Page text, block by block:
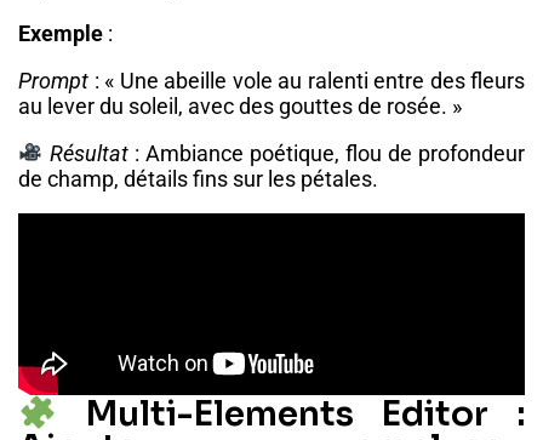
Exemple :
Prompt : « Une abeille vole au ralenti entre des fleurs
au lever du soleil, avec des gouttes de rosée. »
Résultat: Ambiance poétique, flou de profondeur
de champ, détails fins sur les pétales.
Multi-Elements Editor :